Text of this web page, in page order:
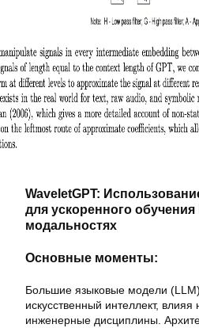
WaveletGPT:
для ускоренного
модальностях
Основные моменты:
Большие языковые модели
искусственный интеллект,
инженерные дисциплины.